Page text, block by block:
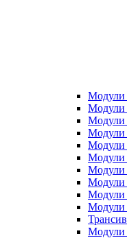
Модули
Модули
Модули
Модули
Модули
Модули
Модули
Модули
Модули
Модули